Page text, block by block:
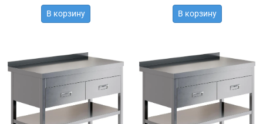
В корзину В корзину